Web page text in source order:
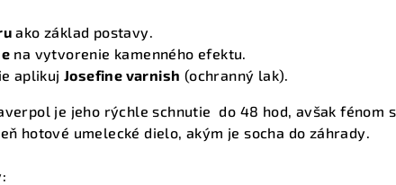
ako základ postavy.
na vytvorenie kamenného efektu.
aplikuj Josefine varnish (ochranný lak).
je jeho rýchle schnutie do 48 hod, avšak fénom
hotové umelecké dielo, akým je socha do záhrady.